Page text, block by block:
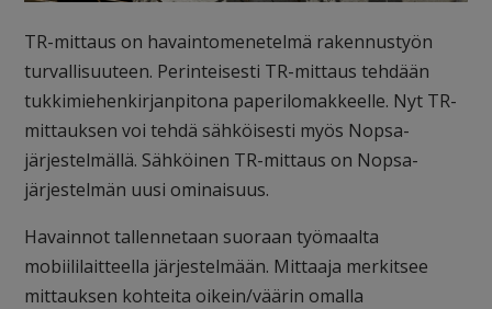
TR-mittaus on havaintomenetelmä rakennustyön
turvallisuuteen. Perinteisesti TR-mittaus tehdään
tukkimiehenkirjanpitona paperilomakkeelle. Nyt TR-
mittauksen voi tehdä sähköisesti myös Nopsa-
järjestelmällä. Sähköinen TR-mittaus on Nopsa-
järjestelmän uusi ominaisuus.
Havainnot tallennetaan suoraan työmaalta
mobiililaitteella järjestelmään. Mittaaja merkitsee
mittauksen kohteita oikein/väärin omalla